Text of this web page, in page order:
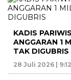
KADIS
ANGGARAN 1
TAK DIGUBRIS
28 Juli 2026 |